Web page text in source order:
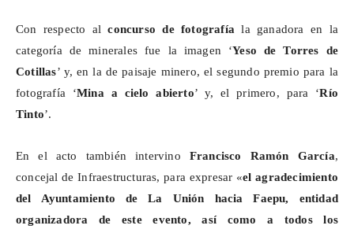
Con respecto alconcurso de fotografía la ganadora en la
categoría de minerales fue la imagen ‘Yeso de Torres de
Cotillas’ y, en la de paisaje minero, el segundo premio para la
fotografía ‘Mina a cielo abierto’ y, el primero, para ‘Río
Tinto’.
En el acto también intervino Francisco Ramón García,
concejal de Infraestructuras, para expresar «el agradecimiento
del Ayuntamiento de La Unión haciaFaepu, entidad
organizadora de este evento, así como a todos los